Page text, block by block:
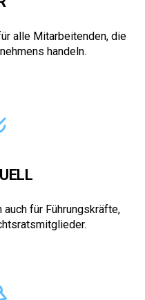
alle Mitarbeitenden, die
handeln.
für Führungskräfte,